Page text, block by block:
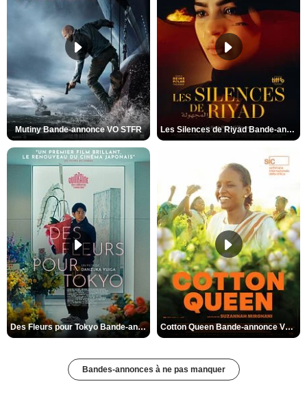
Mutiny Bande-annonce VO STFR Les Silences de Riyad Bande-annonce VO STFR
Des Fleurs pour Tokyo Bande-annonce VO STFR Cotton Queen Bande-annonce VO STFR
Bandes-annonces à ne pas manquer